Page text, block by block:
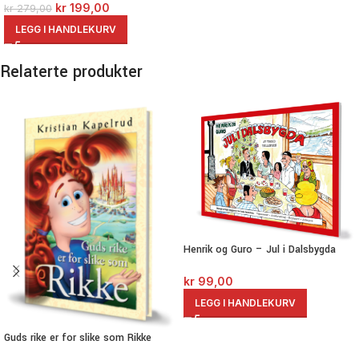
kr279,00 kr 199,00
LEGG I HANDLEKURV
Relaterte produkter
Guds rike er for slike som Rikke
Henrik og Guro – Jul i Dalsbygda
kr 99,00
LEGG I HANDLEKURV